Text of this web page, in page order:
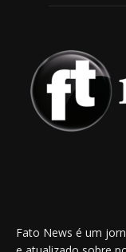
Fato News é um